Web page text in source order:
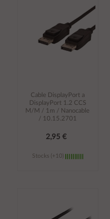
Cable DisplayPort a
DisplayPort 1.2 CCS
M/M / 1m / Nanocable
/ 10.15.2701
2,95 €
Stocks (+10)